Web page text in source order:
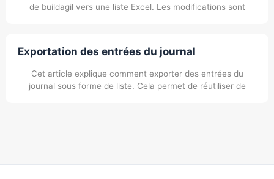
de buildagil vers une liste Excel. Les modifications sont
Exportation des entrées du journal
Cet article explique comment exporter des entrées du
journal sous forme de liste. Cela permet de réutiliser de